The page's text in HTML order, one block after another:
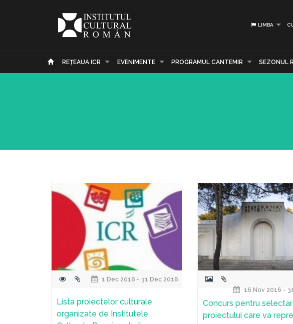
LIMBA
REŢEAUA ICR EVENIMENTE PROGRAMUL CANTEMIR SEZONUL
1 Dec 2016 - 31 Dec 2016
Lista proiectelor culturale
organizate de Institutele
16 Nov 2016 -
Concurs pentru
proiectului care va